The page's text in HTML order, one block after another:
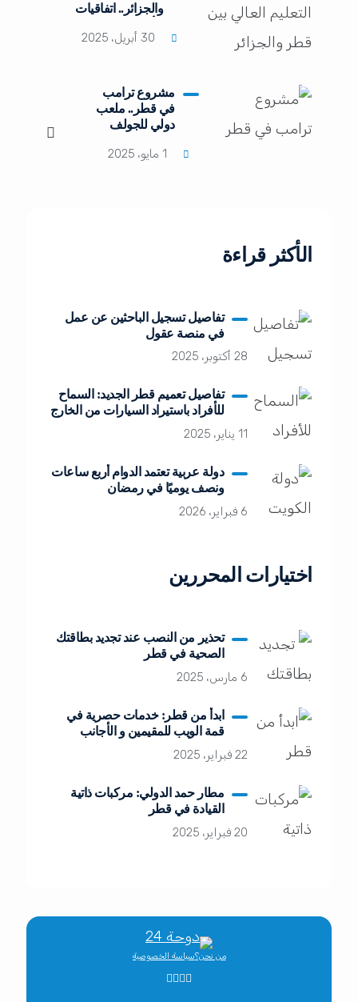
والجزائر.. اتفاقيات
وريادة الأعمال
30 أبريل، 2025
مشروع ترامب
في قطر.. ملعب
دولي للجولف
1 مايو، 2025
الأكثر قراءة
تفاصيل تسجيل الباحثين عن عمل
في منصة عقول
28 أكتوبر، 2025
تفاصيل تعميم قطر الجديد: السماح
للأفراد باستيراد السيارات من الخارج
11 يناير، 2025
دولة عربية تعتمد الدوام أربع ساعات
ونصف يوميًا في رمضان
6 فبراير، 2026
اختيارات المحررين
تحذير من النصب عند تجديد بطاقتك
الصحية في قطر
6 مارس، 2025
ابدأ من قطر: خدمات حصرية في
قمة الويب للمقيمين و الأجانب
22 فبراير، 2025
مطار حمد الدولي: مركبات ذاتية
القيادة في قطر
20 فبراير، 2025
من نحن؟سياسة الخصوصية